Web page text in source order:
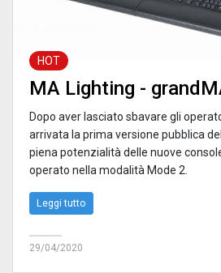
HOT
MA Lighting -
Dopo aver lasciato sbavare gli
arrivata la prima versione pubblica
piena potenzialità delle nuove
operato nella modalità Mode 2.
Leggi tutto
29/04/2020